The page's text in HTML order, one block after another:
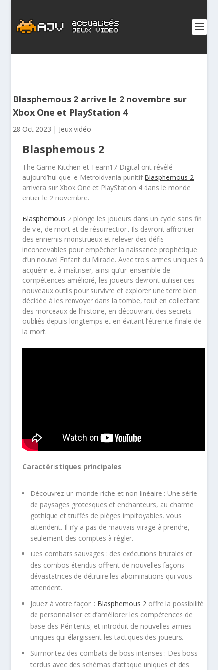
Blasphemous 2 arrive le 2 novembre sur
Xbox One et PlayStation 4
28 Oct 2023 | Jeux vidéo
Blasphemous 2
The Game Kitchen et Team17 Digital ont révélé
aujourd’hui que le Metroidvania punitif Blasphemous 2
arrivera sur Xbox One et PlayStation 4 dans le monde
entier le 2 novembre.
Blasphemous 2 plonge les joueurs dans un cycle sans fin
de vie, de mort et de résurrection. Ils devront affronter
des ennemis monstrueux et relever des défis
inconcevables pour empêcher la naissance prophétique
d’un nouvel Enfant du Miracle. Avec trois armes uniques à
acquérir et à maîtriser, ainsi qu’un ensemble de
compétences amélioré, les joueurs devront utiliser ces
nouveaux outils pour survivre et explorer une terre bien
décidée à les renvoyer dans la tombe, tout en collectant
des morceaux de l’histoire, en découvrant des secrets
oubliés depuis longtemps et en évitant l’étreinte finale de
la mort.
Caractéristiques principales
Découvrez un monde riche et non linéaire : Une série
de paysages grotesques et enchanteurs, au charme
gothique et truffés de pièges impitoyables, vous
attendent. Il n’y a pas de mauvais virage à prendre,
seulement des comptes à régler.
Des combats sauvages : des exécutions brutales et
des combos étendus offrent de nouvelles façons
dévastatrices de détruire les abominations qui vous
attendent.
Jouez à votre façon : Blasphemous 2 offre la possibilité
de personnaliser et d’améliorer les compétences de
base des Pénitents, et introduit de nouvelles armes
uniques qui élargissent les tactiques des joueurs.
Surmontez des combats de boss intenses : Des boss
tordus avec des schémas d’attaque uniques et des